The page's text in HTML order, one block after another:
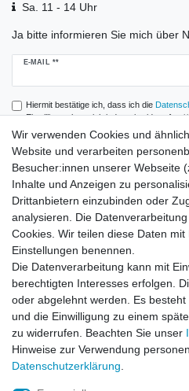
Sa. 11 - 14 Uhr
Ja bitte informieren Sie mich über
E-MAIL **
Newsletter
Hiermit bestätige ich, dass ich die
Einwilligung kann ich jederzeit widerrufen.**
**
Zahlung und
Wir verwenden Cookies und
Website und verarbeiten
Besucher:innen unserer Webseite
Inhalte und Anzeigen zu
Drittanbietern einzubinden oder
analysieren. Die
Cookies. Wir teilen diese Daten
Einstellungen benennen.
Die Datenverarbeitung kann mit
berechtigten Interesses erfolgen.
oder abgelehnt werden. Es
und die Einwilligung zu einem
zu widerrufen. Beachten Sie unser
Hinweise zur Verwendung
Daten­schutz­erklärung